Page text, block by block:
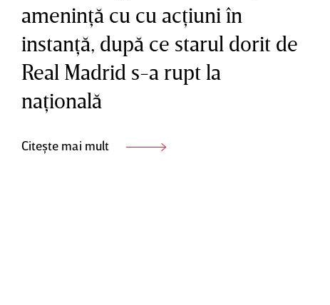
ameninţă cu cu acţiuni în
instanţă, după ce starul dorit de
Real Madrid s-a rupt la
naţională
Citește mai mult